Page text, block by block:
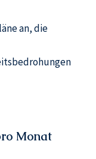
an, die
Monat